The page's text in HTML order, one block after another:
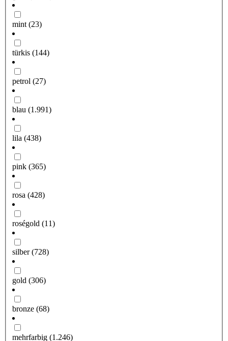
mint (23)
türkis (144)
petrol (27)
blau (1.991)
lila (438)
pink (365)
rosa (428)
roségold (11)
silber(728)
gold (306)
bronze (68)
mehrfarbig (1.246)